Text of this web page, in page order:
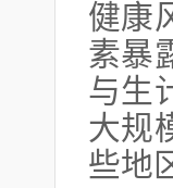
健康
素暴
与生
大规
些地